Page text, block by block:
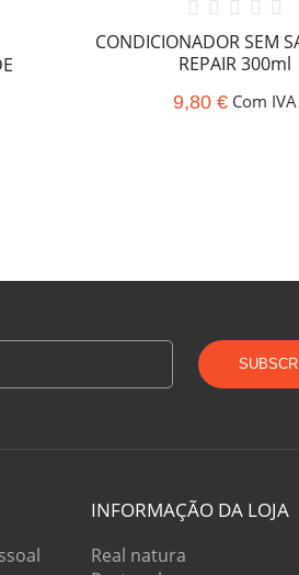
CONDICIONADOR SEM
REPAIR 300ml
9,80 € Com IVA
INFORMAÇÃO DA LOJA
Real natura